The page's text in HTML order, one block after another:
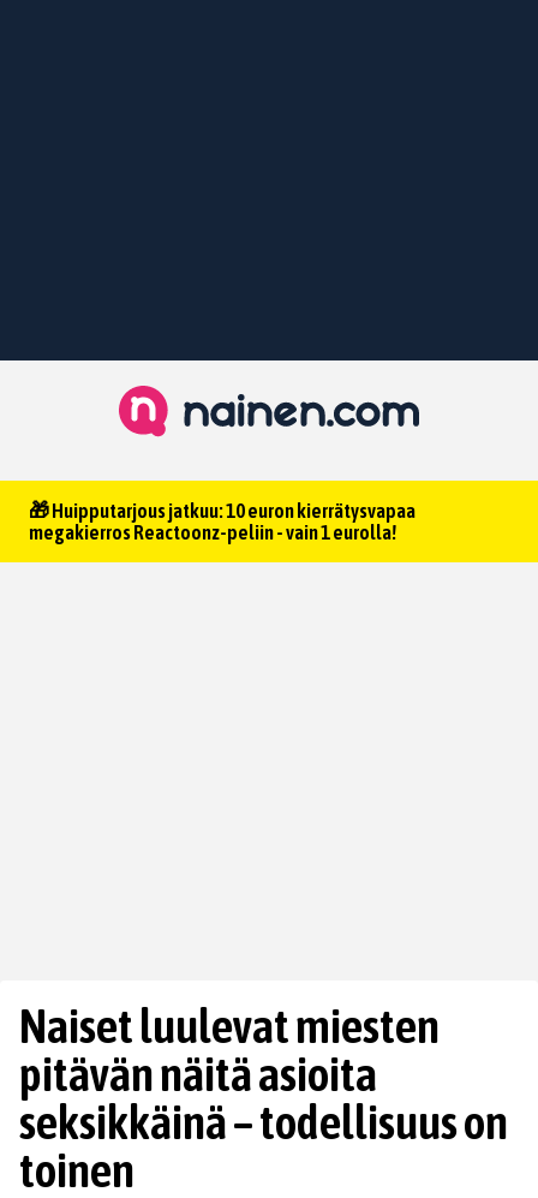
🎁 Huipputarjous jatkuu: 10 euron kierrätysvapaa
megakierros Reactoonz-peliin - vain 1 eurolla!
Naiset luulevat miesten
pitävän näitä asioita
seksikkäinä – todellisuus on
toinen